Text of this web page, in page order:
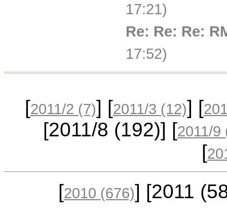
17:21)
Re: Re: Re:
17:52)
[2011/2 (7)] [2011/3 (12)] [
[2011/8 (192)] [2011/9
[
[2010 (676)] [2011